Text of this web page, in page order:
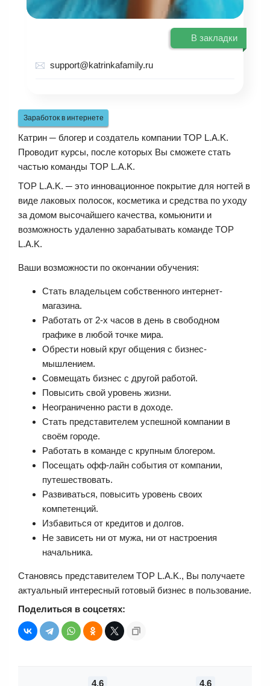
В закладки
support@katrinkafamily.ru
Заработок в интернете
Катрин ─ блогер и создатель компании TOP L.A.K.
Проводит курсы, после которых Вы сможете стать
частью команды TOP L.A.K.
TOP L.A.K. ─ это инновационное покрытие для ногтей в
виде лаковых полосок, косметика и средства по уходу
за домом высочайшего качества, комьюнити и
возможность удаленно зарабатывать команде TOP
L.A.K.
Ваши возможности по окончании обучения:
Стать владельцем собственного интернет-
магазина.
Работать от 2-х часов в день в свободном
графике в любой точке мира.
Обрести новый круг общения с бизнес-
мышлением.
Совмещать бизнес с другой работой.
Повысить свой уровень жизни.
Неограниченно расти в доходе.
Стать представителем успешной компании в
своём городе.
Работать в команде с крупным блогером.
Посещать офф-лайн события от компании,
путешествовать.
Развиваться, повысить уровень своих
компетенций.
Избавиться от кредитов и долгов.
Не зависеть ни от мужа, ни от настроения
начальника.
Становясь представителем TOP L.A.K., Вы получаете
актуальный интересный готовый бизнес в пользование.
Поделиться в соцсетях:
4.6 4.6